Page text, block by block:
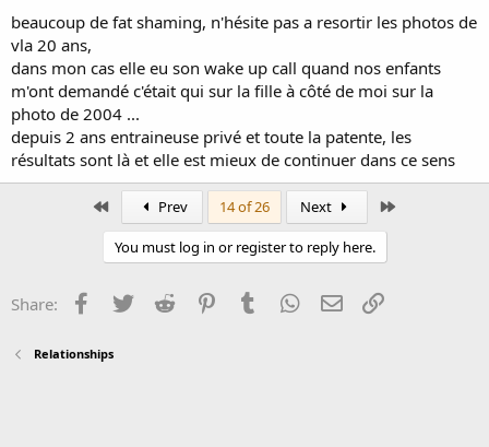
trouvais important, mais rien n'a vraiment changé après 1 an dans
ses habitudes.
Vous faites quoi avec ça?
beaucoup de fat shaming, n'hésite pas a resortir les photos de
vla 20 ans,
dans mon cas elle eu son wake up call quand nos enfants
m'ont demandé c'était qui sur la fille à côté de moi sur la
photo de 2004 ...
depuis 2 ans entraineuse privé et toute la patente, les
résultats sont là et elle est mieux de continuer dans ce sens
Prev 14 of 26 Next
You must log in or register to reply here.
Share: Facebook
Twitter Reddit PinterestTumblr WhatsApp
Email
Relationships